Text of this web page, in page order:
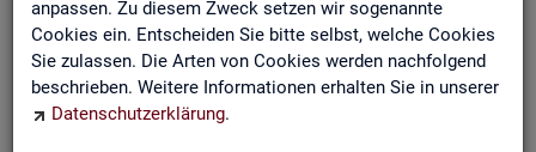
anpassen. Zu diesem Zweck setzen wir sogenannte
Cookies ein. Entscheiden Sie bitte selbst, welche Cookies
Sie zulassen. Die Arten von Cookies werden nachfolgend
beschrieben. Weitere Informationen erhalten Sie in unserer
Datenschutzerklärung.
Auf den fol­gen­den Sei­ten fin­den Sie Land­kar­ten und Ta­bel­len
mit den wich­tigs­ten ak­tu­el­len Eck­wer­ten zum Ar­beits- und
Aus­bil­dungs­markt. Über die Land­kar­ten ge­lan­gen Sie zu den
ent­spre­chen­den Zah­len für die von Ihnen ge­wünsch­te Re­gi­on.